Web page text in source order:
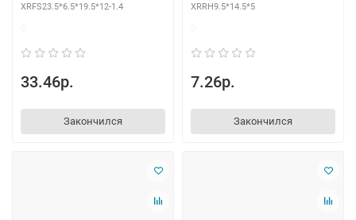
XRFS23.5*6.5*19.5*12-1.4
33.46р.
Закончился
XRRH9.5*14.5*5
7.26р.
Закончился